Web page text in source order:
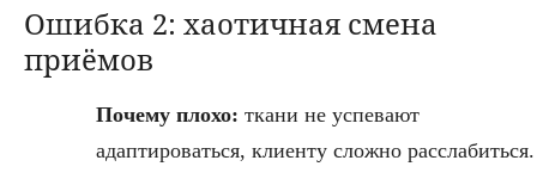
Ошибка 2: хаотичная смена
приёмов
Почему плохо: ткани не успевают
адаптироваться, клиенту сложно расслабиться.